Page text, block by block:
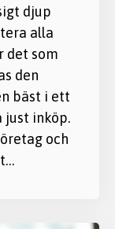
djup
alla
det som
den
bäst i ett
just inköp.
och